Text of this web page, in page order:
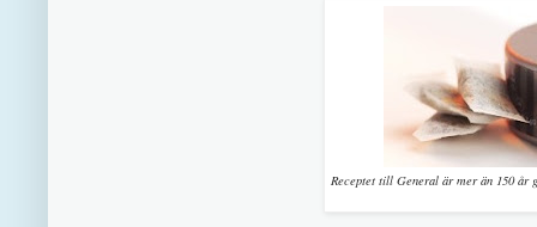
Receptet till General är mer än 150 år